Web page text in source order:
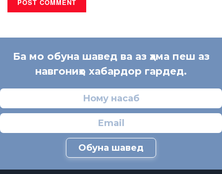
Ба мо обуна шавед ва аз ҳама пеш аз
навгониҳо хабардор гардед.
Обуна шавед